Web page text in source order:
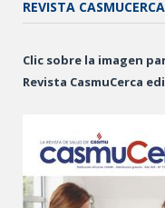
REVISTA CASMUCERCA
Clic sobre la imagen
Revista CasmuCerca